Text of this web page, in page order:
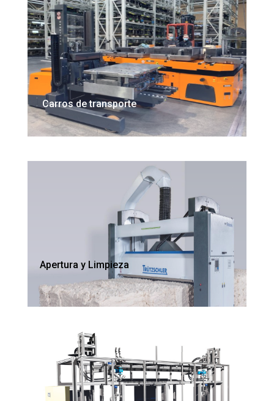
Carros de transporte
Apertura y Limpieza